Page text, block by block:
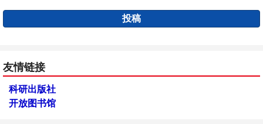
投稿
友情链接
科研出版社
开放图书馆